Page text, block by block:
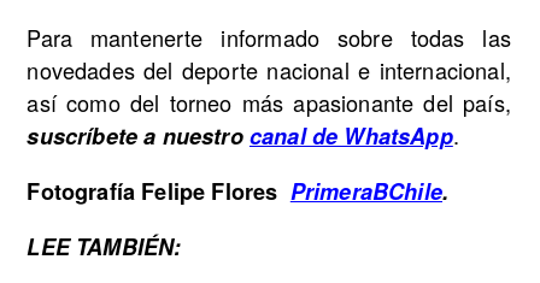
Para mantenerte informado sobre todas las
novedades del deporte nacional e internacional,
así como del torneo más apasionante del país,
suscríbete a nuestrocanal de WhatsApp.
Fotografía Felipe Flores PrimeraBChile.
LEE TAMBIÉN: